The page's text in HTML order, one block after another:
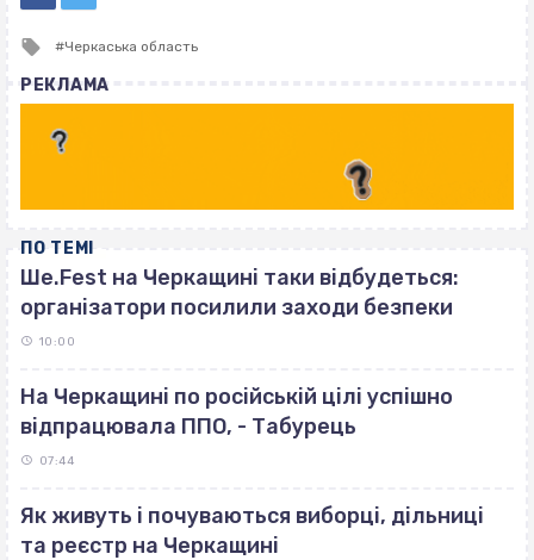
Tagged
Черкаська область
РЕКЛАМА
ПО ТЕМІ
Ше.Fest на Черкащині таки відбудеться:
організатори посилили заходи безпеки
10:00
На Черкащині по російській цілі успішно
відпрацювала ППО, - Табурець
07:44
Як живуть і почуваються виборці, дільниці
та реєстр на Черкащині